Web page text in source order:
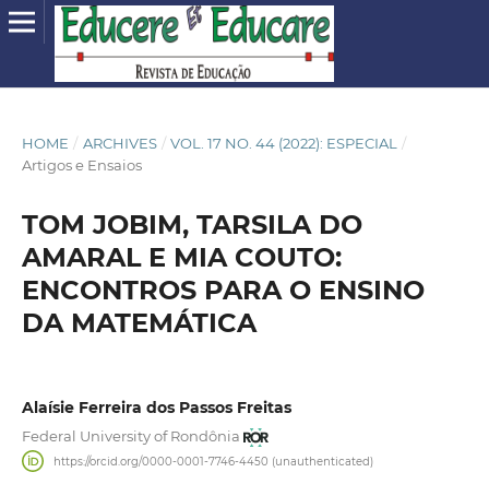
HOME / ARCHIVES / VOL. 17 NO. 44 (2022): ESPECIAL
/
Artigos e Ensaios
TOM JOBIM, TARSILA DO
AMARAL E MIA COUTO:
ENCONTROS PARA O ENSINO
DA MATEMÁTICA
Alaísie Ferreira dos Passos Freitas
Federal University of Rondônia
https://orcid.org/0000-0001-7746-4450 (unauthenticated)